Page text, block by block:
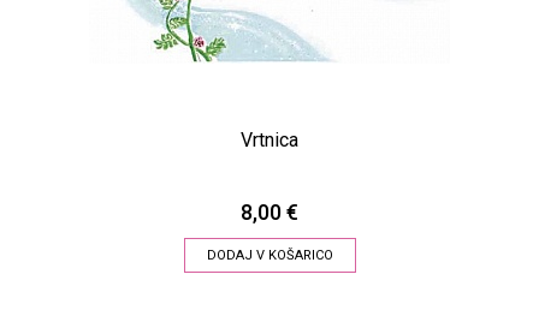
Vrtnica
8,00 €
DODAJ V KOŠARICO